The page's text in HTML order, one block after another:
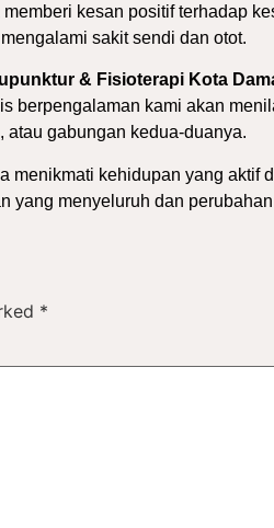
kesan positif terhadap
sakit sendi dan otot.
& Fisioterapi Kota
berpengalaman kami akan
gabungan kedua-duanya.
kehidupan yang aktif
yang menyeluruh dan
*